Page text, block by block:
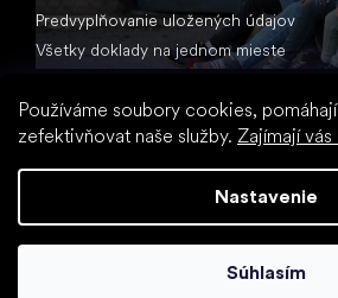
Používáme soubory cookies,
zefektivňovat naše služby. Zajímají
Nastavenie
Súhlasím
Predvyplňovanie uložených údajov
Všetky doklady na jednom mieste
Vytvoril
Little Shoes.sk.